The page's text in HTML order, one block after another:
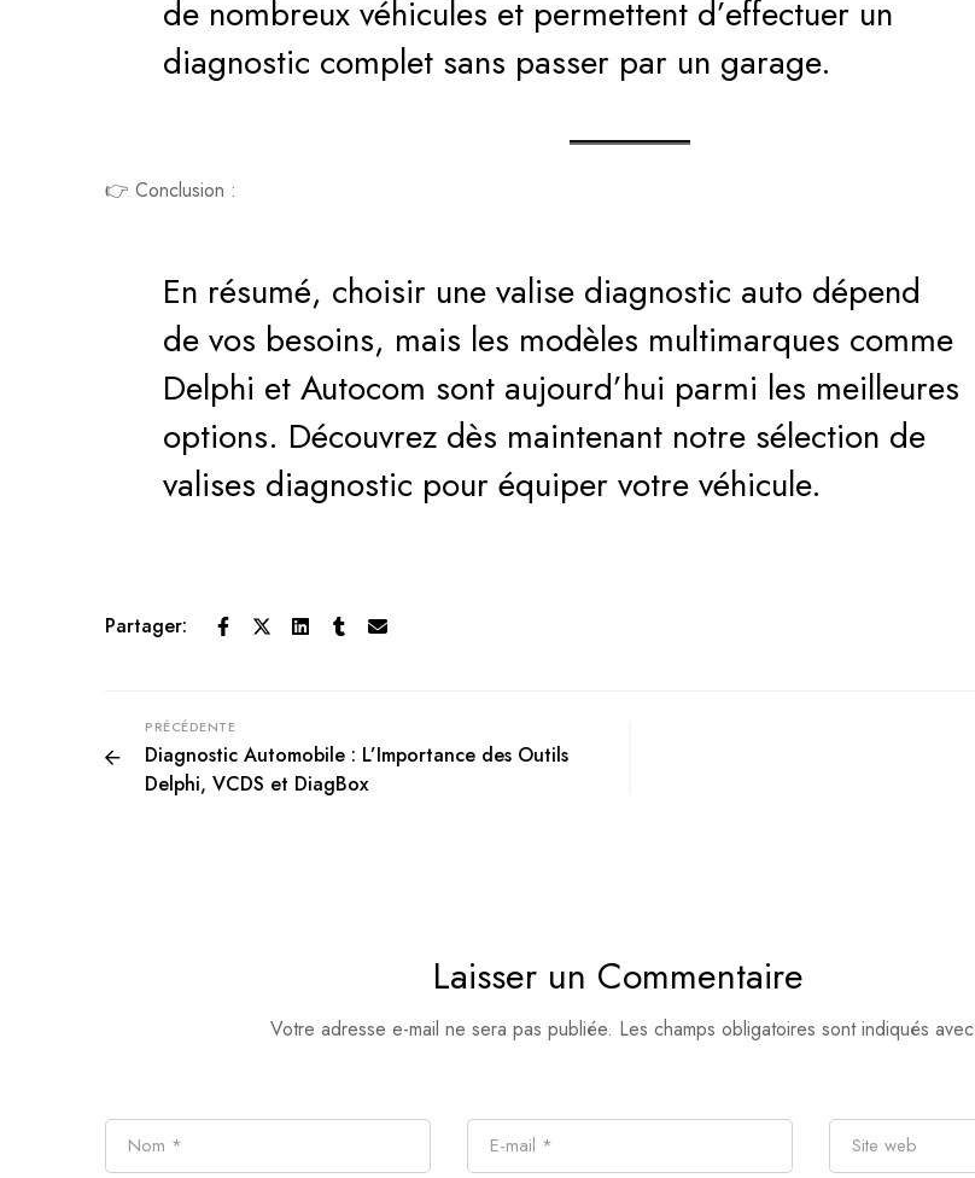
de nombreux véhicules et permettent d’effectuer un
diagnostic complet sans passer par un garage.
👉 Conclusion :
En résumé, choisir une valise diagnostic auto dépend
de vos besoins, mais les modèles multimarques comme
Delphi et Autocom sont aujourd’hui parmi les meilleures
options. Découvrez dès maintenant notre sélection de
valises diagnostic pour équiper votre véhicule.
Partager:
PRÉCÉDENTE
Diagnostic Automobile : L’Importance des Outils
Delphi, VCDS et DiagBox
Laisser un Commentaire
Votre adresse e-mail ne sera pas publiée. Les champs obligatoires sont indiqués avec